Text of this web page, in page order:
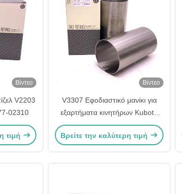
Βίντεο
V2203
02310
τιμή
Βίντεο
V3307 Εφοδιαστικό μανίκι για
εξαρτήματα κινητήρων Kubota
1J751-02310
Βρείτε την καλύτερη τιμή